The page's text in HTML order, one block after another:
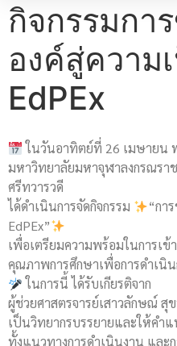
กิจกรรมกา
องค์สู่ความ
EdPEx
ในวันอาทิตย์ที่ 26 เมษายน
มหาวิทยาลัยมหาจุฬาลงกรณร
ศรีทวารวดี
ได้ดำเนินการจัดกิจกรรม
“กา
EdPEx”
เพื่อเตรียมความพร้อมในการเ
คุณภาพการศึกษาเพื่อการดำเนิน
ในการนี้ ได้รับเกียรติจาก
ผู้ช่วยศาสตรจารย์เสาวลักษณ์ สุ
เป็นวิทยากรบรรยายและให้คำ
ทั้งแนวทางการดำเนินงาน และ